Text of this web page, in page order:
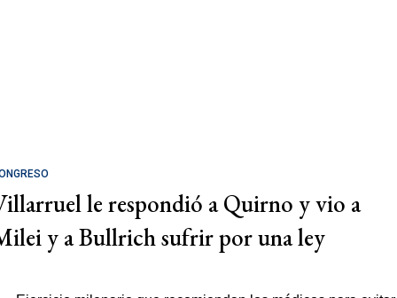
le respondió a Quirno y vio a
y a Bullrich sufrir por una ley